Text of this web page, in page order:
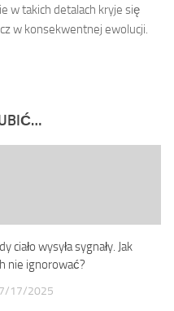
w takich detalach kryje się
w konsekwentnej ewolucji.
ciało wysyła sygnały. Jak
nie ignorować?
17/2025